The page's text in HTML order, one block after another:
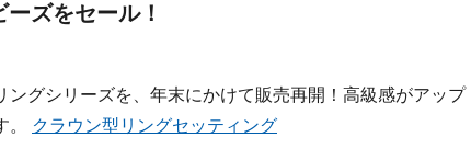
ズをセール！
ングシリーズを、年末にかけて販売再開！高級感がアップ
。
クラウン型リングセッティング